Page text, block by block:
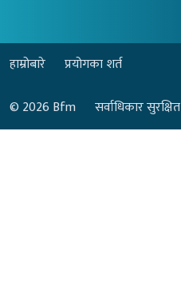
हाम्रोबारे
प्रयोगका शर्त
© 2026Bfm सर्वाधिकार सुरक्षित